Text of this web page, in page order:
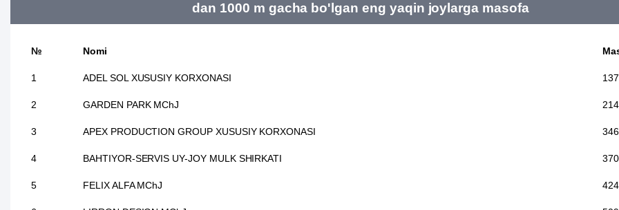
dan 1000 m gacha bo'lgan eng yaqin joylarga masofa
№ Nomi
1 ADEL SOL XUSUSIY KORXONASI
2 GARDEN PARK MChJ
3 APEX PRODUCTION GROUP XUSUSIY KORXONASI
4 BAHTIYOR-SERVIS UY-JOY MULK SHIRKATI
5 FELIX ALFA MChJ